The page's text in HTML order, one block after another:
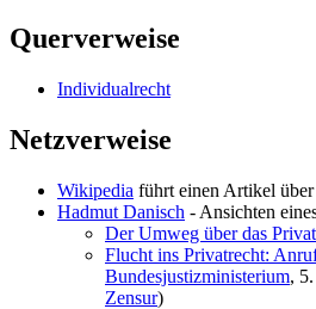
Querverweise
Individualrecht
Netzverweise
Wikipedia führt einen Artikel über
Hadmut Danisch - Ansichten
Der Umweg über das
Flucht ins Privatrecht:
Bundesjustizministerium,
Zensur)